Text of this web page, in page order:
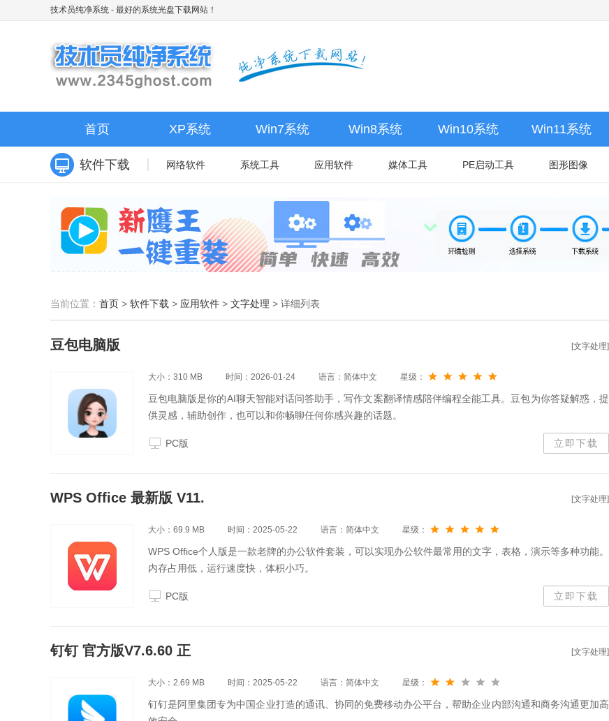
技术员纯净系统 - 最好的系统光盘下载网站！
首页 XP系统 Win7系统 Win8系统 Win10系统 Win11系统
软件下载 网络软件 系统工具 应用软件 媒体工具 PE启动工具 图形图像
当前位置： 首页 > 软件下载 > 应用软件 > 文字处理 > 详细列表
[文字处理]
豆包电脑版
大小：310 MB 时间：2026-01-24 语言：简体中文 星级：
豆包电脑版是你的AI聊天智能对话问答助手，写作文案翻译情感陪伴编程全能工具。豆包为你答疑解惑，提
供灵感，辅助创作，也可以和你畅聊任何你感兴趣的话题。
PC版 立即下载
[文字处理]
WPS Office 最新版 V11.
大小：69.9 MB 时间：2025-05-22 语言：简体中文 星级：
WPS Office个人版是一款老牌的办公软件套装，可以实现办公软件最常用的文字，表格，演示等多种功能。
内存占用低，运行速度快，体积小巧。
PC版 立即下载
[文字处理]
钉钉 官方版V7.6.60 正
大小：2.69 MB 时间：2025-05-22 语言：简体中文 星级：
钉钉是阿里集团专为中国企业打造的通讯、协同的免费移动办公平台，帮助企业内部沟通和商务沟通更加高